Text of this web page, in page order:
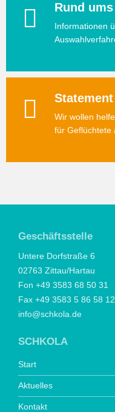
Rund
Informationen
Wir wollen
für Geflüchtete
Geschäftsstelle
Untere Dorfstraße 6
02763 Zittau/Hartau
Fon +49 3583 68 50 31
Fax +49 3583 5 86 58 12
info@schkola.de
SCHKOLA
Start
Aktuelles
Kontakt